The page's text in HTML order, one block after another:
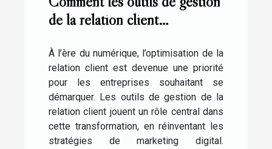
de la relation client
digital ?
À l’ère du numérique, l’optimisation de la
relation client est devenue une priorité
pour les entreprises souhaitant se
démarquer. Les outils de gestion de la
relation client jouent un rôle central dans
cette transformation, en réinventant les
stratégies de marketing digital.